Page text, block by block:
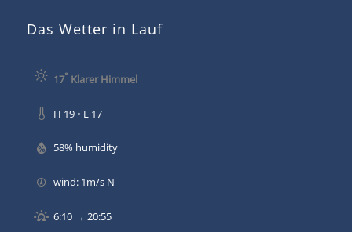
Das Wetter in Lauf
17°Klarer Himmel
H 19 • L 17
58% humidity
wind: 1m/s N
6:10 → 20:55